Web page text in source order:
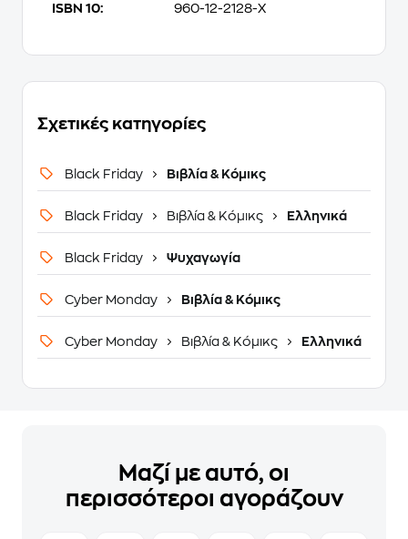
ISBN 10: 960-12-2128-Χ
Σχετικές κατηγορίες
Black Friday Βιβλία & Κόμικς
Black Friday Βιβλία & Κόμικς Ελληνικά
Black Friday Ψυχαγωγία
Cyber Monday Βιβλία & Κόμικς
Cyber Monday Βιβλία & Κόμικς Ελληνικά
Μαζί με αυτό, οι
περισσότεροι αγοράζουν